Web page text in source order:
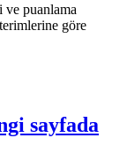
ve puanlama
göre
sayfada